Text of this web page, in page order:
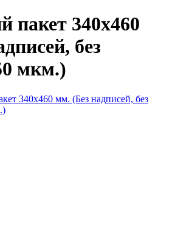
пакет 340х460
без
мкм.)